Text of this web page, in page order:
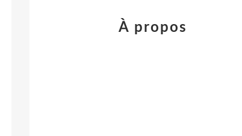
À propos